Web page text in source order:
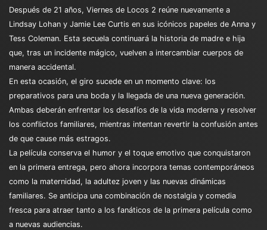
Después de 21 años, Viernes de Locos 2 reúne nuevamente a
Lindsay Lohan y Jamie Lee Curtis en sus icónicos papeles de Anna y
Tess Coleman. Esta secuela continuará la historia de madre e hija
que, tras un incidente mágico, vuelven a intercambiar cuerpos de
manera accidental.
En esta ocasión, el giro sucede en un momento clave: los
preparativos para una boda y la llegada de una nueva generación.
Ambas deberán enfrentar los desafíos de la vida moderna y resolver
los conflictos familiares, mientras intentan revertir la confusión antes
de que cause más estragos.
La película conserva el humor y el toque emotivo que conquistaron
en la primera entrega, pero ahora incorpora temas contemporáneos
como la maternidad, la adultez joven y las nuevas dinámicas
familiares. Se anticipa una combinación de nostalgia y comedia
fresca para atraer tanto a los fanáticos de la primera película como
a nuevas audiencias.